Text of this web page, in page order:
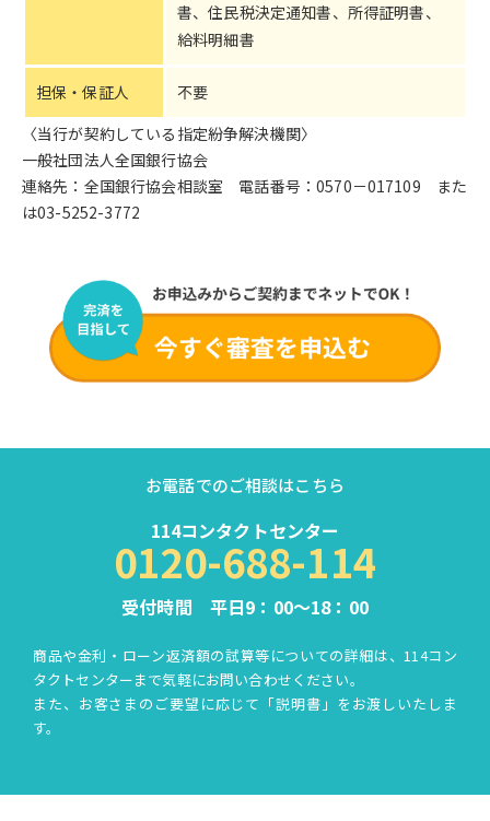
書、住民税決定通知書、所得証明書、
給料明細書
担保・保証人
不要
〈当行が契約している指定紛争解決機関〉
一般社団法人全国銀行協会
連絡先：全国銀行協会相談室 電話番号：0570－017109 また
は03-5252-3772
お電話でのご相談はこちら
114コンタクトセンター
0120-688-114
受付時間 平日9：00～18：00
商品や金利・ローン返済額の試算等についての詳細は、114コン
タクトセンターまで気軽にお問い合わせください。
また、お客さまのご要望に応じて「説明書」をお渡しいたしま
す。